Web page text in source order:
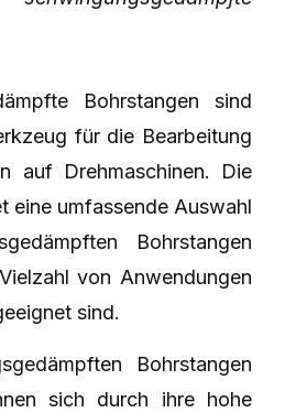
Bohrstangen sind
für die Bearbeitung
auf Drehmaschinen. Die
eine umfassende Auswahl
Bohrstangen
von Anwendungen
sind.
Bohrstangen
sich durch ihre hohe